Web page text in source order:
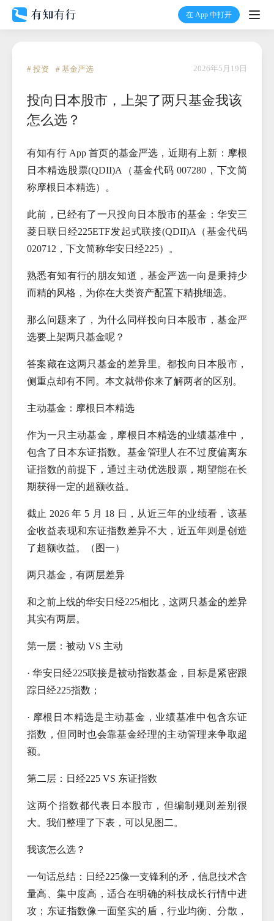
在 App 中打开
打
有知
温度计
加入我们
# 投资 # 基金严选 2026年5月19日
投向日本股市，上架了两只基金我该
怎么选？
有知有行 App 首页的基金严选，近期有上新：摩根
日本精选股票(QDII)A（基金代码 007280，下文简
称摩根日本精选）。
此前，已经有了一只投向日本股市的基金：华安三
菱日联日经225ETF发起式联接(QDII)A（基金代码
020712，下文简称华安日经225）。
熟悉有知有行的朋友知道，基金严选一向是秉持少
而精的风格，为你在大类资产配置下精挑细选。
那么问题来了，为什么同样投向日本股市，基金严
选要上架两只基金呢？
答案藏在这两只基金的差异里。都投向日本股市，
侧重点却有不同。本文就带你来了解两者的区别。
主动基金：摩根日本精选
作为一只主动基金，摩根日本精选的业绩基准中，
包含了日本东证指数。基金管理人在不过度偏离东
证指数的前提下，通过主动优选股票，期望能在长
期获得一定的超额收益。
截止 2026 年 5 月 18 日，从近三年的业绩看，该基
金收益表现和东证指数差异不大，近五年则是创造
了超额收益。（图一）
两只基金，有两层差异
和之前上线的华安日经225相比，这两只基金的差异
其实有两层。
第一层：被动 VS 主动
· 华安日经225联接是被动指数基金，目标是紧密跟
踪日经225指数；
· 摩根日本精选是主动基金，业绩基准中包含东证
指数，但同时也会靠基金经理的主动管理来争取超
额。
第二层：日经225 VS 东证指数
这两个指数都代表日本股市，但编制规则差别很
大。我们整理了下表，可以见图二。
我该怎么选？
一句话总结：日经225像一支锋利的矛，信息技术含
量高、集中度高，适合在明确的科技成长行情中进
攻；东证指数像一面坚实的盾，行业均衡、分散，